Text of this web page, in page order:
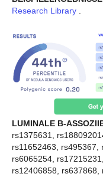
Research Library
LUMINALE B-
rs1375631,
rs11652463, rs495367,
rs6065254,
rs12406858, rs637868,